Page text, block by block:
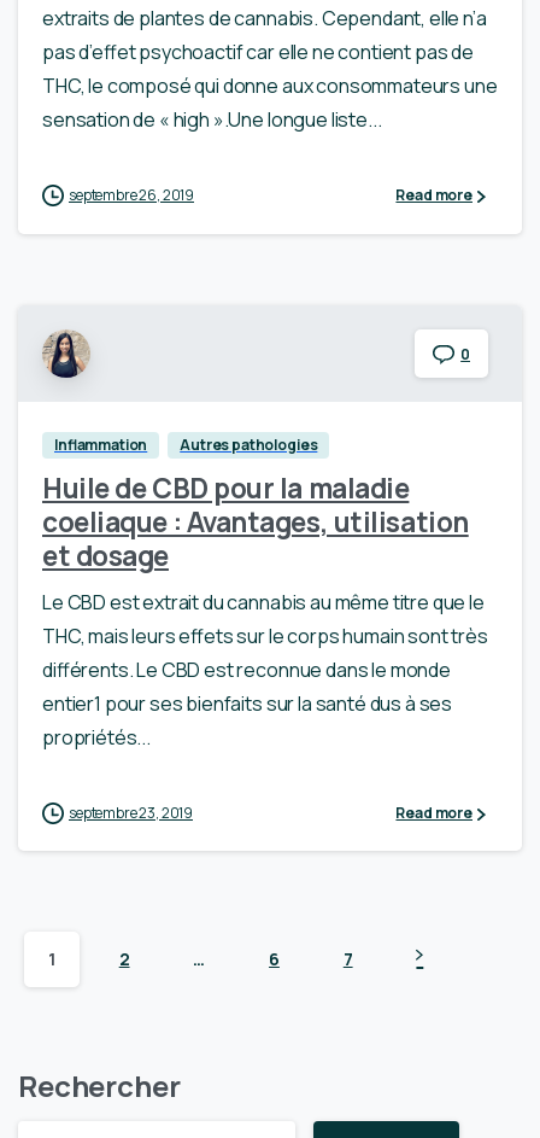
extraits de plantes de cannabis. Cependant, elle n’a
pas d’effet psychoactif car elle ne contient pas de
THC, le composé qui donne aux consommateurs une
sensation de « high ».Une longue liste...
septembre 26, 2019 Read more
0
Inflammation Autres pathologies
Huile de CBD pour la maladie
coeliaque : Avantages, utilisation
et dosage
Le CBD est extrait du cannabis au même titre que le
THC, mais leurs effets sur le corps humain sont très
différents. Le CBD est reconnue dans le monde
entier1 pour ses bienfaits sur la santé dus à ses
propriétés...
septembre 23, 2019 Read more
1 2 … 6 7
Rechercher